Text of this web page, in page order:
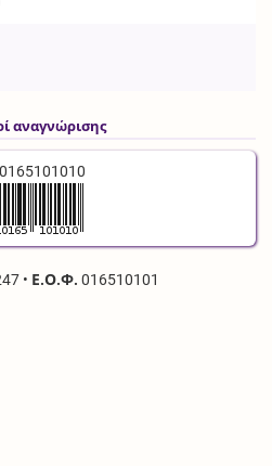
αναγνώρισης
• Ε.Ο.Φ. 016510101